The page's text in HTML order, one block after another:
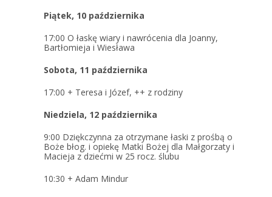
Piątek, 10 października
17:00 O łaskę wiary i nawrócenia dla Joanny,
Bartłomieja i Wiesława
Sobota, 11 października
17:00 + Teresa i Józef, ++ z rodziny
Niedziela, 12 października
9:00 Dziękczynna za otrzymane łaski z prośbą o
Boże błog. i opiekę Matki Bożej dla Małgorzaty i
Macieja z dziećmi w 25 rocz. ślubu
10:30 + Adam Mindur